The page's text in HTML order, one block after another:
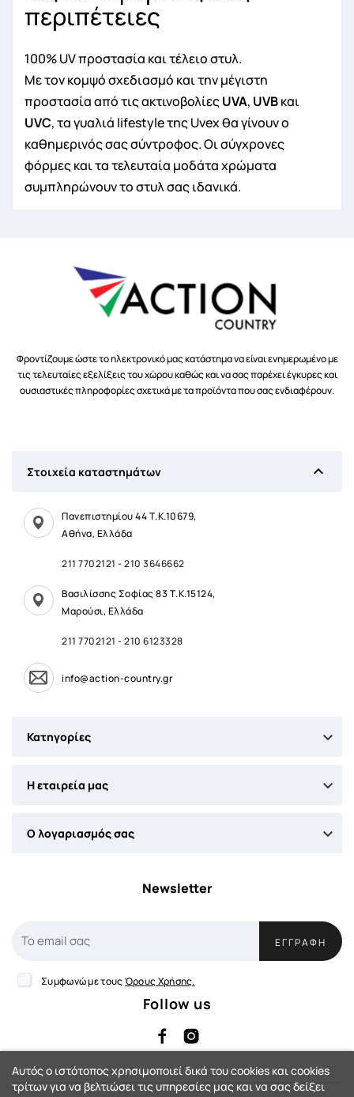
περιπέτειες
100% UV προστασία και τέλειο στυλ.
Με τον κομψό σχεδιασμό και την μέγιστη
προστασία από τις ακτινοβολίεςUVA, UVBκαι
UVC, τα γυαλιά lifestyle της Uvex θα γίνουν ο
καθημερινός σας σύντροφος. Οι σύγχρονες
φόρμες και τα τελευταία μοδάτα χρώματα
συμπληρώνουν το στυλ σας ιδανικά.
Φροντίζουμε ώστε το ηλεκτρονικό μας κατάστημα να είναι ενημερωμένο με
τις τελευταίες εξελίξεις του χώρου καθώς και να σας παρέχει έγκυρες και
ουσιαστικές πληροφορίες σχετικά με τα προϊόντα που σας ενδιαφέρουν.
Στοιχεία καταστημάτων 
Πανεπιστημίου 44 Τ.Κ.10679,
Αθήνα, Ελλάδα
211 7702121 -210 3646662
Βασιλίσσης Σοφίας 83 Τ.Κ.15124,
Μαρούσι, Ελλάδα
211 7702121 -210 6123328
info@action-country.gr
Κατηγορίες 
Η εταιρεία μας 
Ο λογαριασμός σας 
Newsletter
ΕΓΓΡΑΦΉ
Συμφωνώ με τους Όρους Χρήσης.
Follow us
Αυτός ο ιστότοπος χρησιμοποιεί δικά του cookies και cookies
τρίτων για να βελτιώσει τις υπηρεσίες μας και να σας δείξει